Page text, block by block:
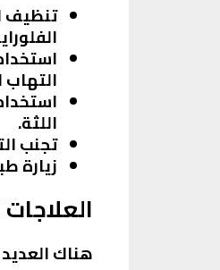
تنظيف
التهاب
اللثة.
تجنب
زيارة
هناك